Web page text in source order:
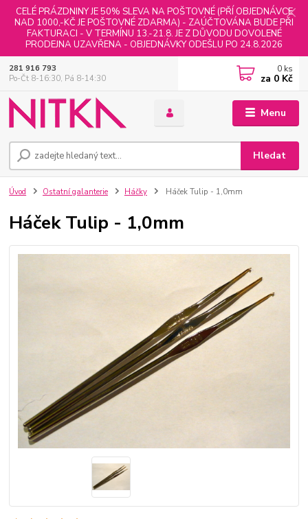
CELÉ PRÁZDNINY JE 50% SLEVA NA POŠTOVNÉ (PŘÍ OBJEDNÁVCE
NAD 1000,-KČ JE POŠTOVNÉ ZDARMA) - ZAÚČTOVÁNA BUDE PŘI
FAKTURACI - V TERMÍNU 13.-21.8. JE Z DŮVODU DOVOLENÉ
PRODEJNA UZAVŘENA - OBJEDNÁVKY ODEŠLU PO 24.8.2026
Menu
Hledat
281 916 793
Po-Čt 8-16:30, Pá 8-14:30
0 ks
za 0 Kč
Úvod Ostatní galanterie Háčky Háček Tulip - 1,0mm
Háček Tulip - 1,0mm